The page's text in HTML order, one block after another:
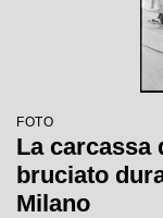
FOTO
La carcassa
bruciato
Milano